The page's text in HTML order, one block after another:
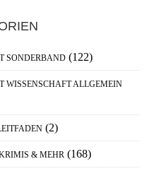
Area
SONDERBAND (122)
WISSENSCHAFT ALLGEMEIN
(2)
& MEHR (168)